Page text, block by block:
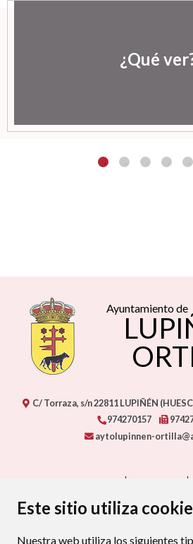
Este sitio utiliza
Nuestra web utiliza los siguientes
¿Qué
Ayuntamiento de
C/ Torraza, s/n22811LUPIÑÉN
974270157
aytolupinnen-
PROTECCIÓN DE DATOS
POLÍTICA DE